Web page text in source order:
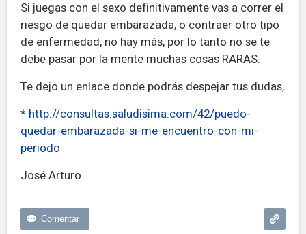
Si juegas con el sexo definitivamente vas a correr el
riesgo de quedar embarazada, o contraer otro tipo
de enfermedad, no hay más, por lo tanto no se te
debe pasar por la mente muchas cosas RARAS.
Te dejo un enlace donde podrás despejar tus dudas,
* http://consultas.saludisima.com/42/puedo-
quedar-embarazada-si-me-encuentro-con-mi-
periodo
José Arturo